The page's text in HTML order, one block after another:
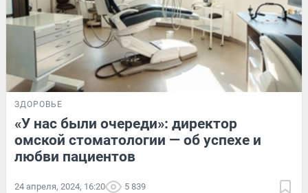
ЗДОРОВЬЕ
«У нас были очереди»: директор
омской стоматологии — об успехе и
любви пациентов
24 апреля, 2024, 16:20 5 839